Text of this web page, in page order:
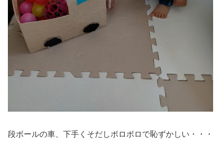
段ボールの車、下手くそだしボロボロで恥ずかしい・・・